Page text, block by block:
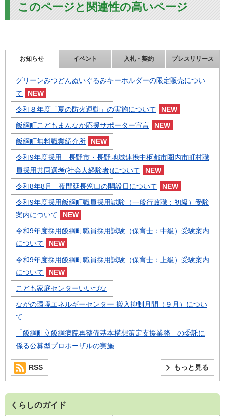
このページと関連性の高いページ
お知らせ イベント 入札・契約 プレスリリース
グリーンみつどんぬいぐるみキーホルダーの限定販売につい
て
令和８年度「夏の防火運動」の実施について
飯綱町こどもまんなか応援サポーター宣言
飯綱町無料職業紹介所
令和9年度採用 長野市・長野地域連携中枢都市圏内市町村職
員採用共同選考(社会人経験者)について
令和8年8月 夜間延長窓口の開設日について
令和9年度採用飯綱町職員採用試験（一般行政職：初級）受験
案内について
令和9年度採用飯綱町職員採用試験（保育士：中級）受験案内
について
令和9年度採用飯綱町職員採用試験（保育士：上級）受験案内
について
こども家庭センターいいづな
ながの環境エネルギーセンター 搬入抑制月間（９月）につい
て
「飯綱町立飯綱病院再整備基本構想策定支援業務」の委託に
係る公募型プロポーザルの実施
もっと見る
RSS
くらしのガイド